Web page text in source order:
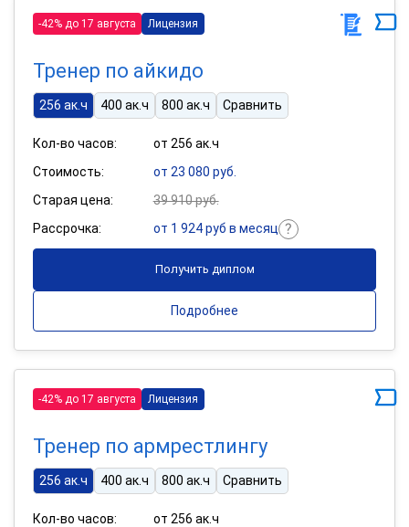
-42% до 17 августа Лицензия
Тренер по айкидо
256 ак.ч 400 ак.ч 800 ак.ч Сравнить
Кол-во часов:
от 256 ак.ч
Стоимость:
от 23 080 руб.
Старая цена:
39 910 руб.
Рассрочка:
от 1 924 руб в месяц
Получить диплом
Подробнее
-42% до 17 августа Лицензия
Тренер по армрестлингу
256 ак.ч 400 ак.ч 800 ак.ч Сравнить
Кол-во часов:
от 256 ак.ч